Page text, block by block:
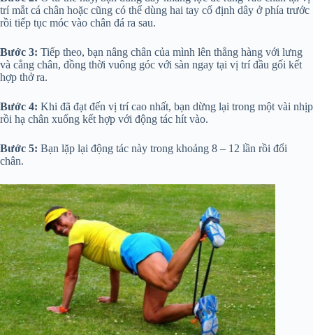
trí mắt cá chân hoặc cũng có thể dùng hai tay cố định dây ở phía trước
rồi tiếp tục móc vào chân đá ra sau.
Bước 3: Tiếp theo, bạn nâng chân của mình lên thẳng hàng với lưng
và cẳng chân, đồng thời vuông góc với sàn ngay tại vị trí đầu gối kết
hợp thở ra.
Bước 4: Khi đã đạt đến vị trí cao nhất, bạn dừng lại trong một vài nhịp
rồi hạ chân xuống kết hợp với động tác hít vào.
Bước 5: Bạn lặp lại động tác này trong khoảng 8 – 12 lần rồi đổi
chân.